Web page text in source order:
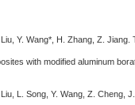
Y. Wang*, H. Zhang, Z.
with modified aluminum
L. Song, Y. Wang, Z. Cheng,